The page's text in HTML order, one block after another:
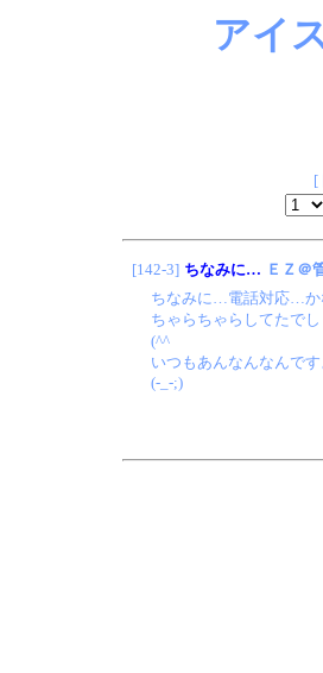
アイ
[
[142-3] ちなみに… ＥＺ＠
ちなみに…電話対応…
ちゃらちゃらしてたでし
(^^ゞ
いつもあんなんなんです
(-_-;)